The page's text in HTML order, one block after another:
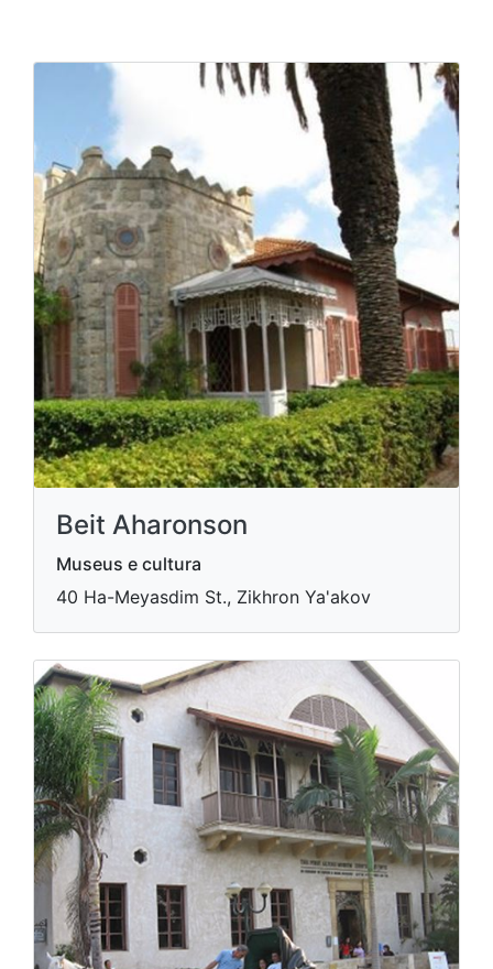
Beit Aharonson
Museus e cultura
40 Ha-Meyasdim St., Zikhron Ya'akov